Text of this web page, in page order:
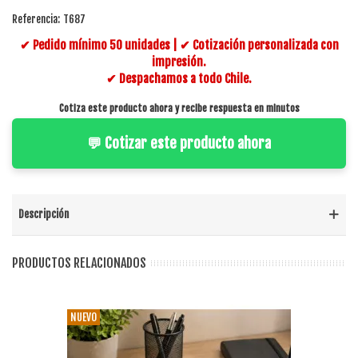
Referencia: T687
✔ Pedido mínimo 50 unidades | ✔ Cotización personalizada con
impresión.
✔ Despachamos a todo Chile.
Cotiza este producto ahora y recibe respuesta en minutos
💬 Cotizar este producto ahora
Descripción
PRODUCTOS RELACIONADOS
NUEVO